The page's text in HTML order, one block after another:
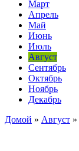
Март
Апрель
Май
Июнь
Июль
Август
Сентябрь
Октябрь
Ноябрь
Декабрь
Домой » Август »